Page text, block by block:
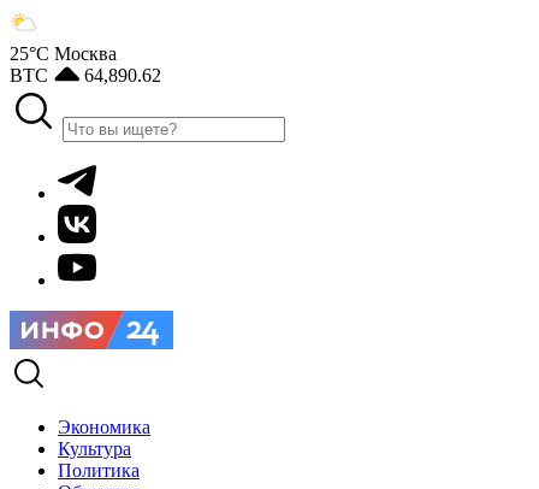
25°С Москва
BTC
64,890.62
Экономика
Культура
Политика